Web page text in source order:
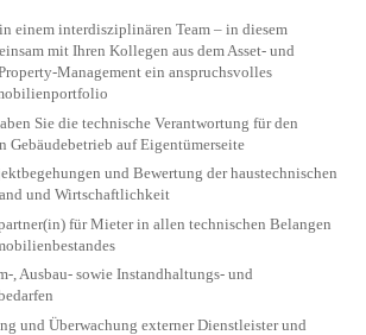
einem interdisziplinären Team – in diesem
mit Ihren Kollegen aus dem Asset- und
Management ein anspruchsvolles
Sie die technische Verantwortung für den
Gebäudebetrieb auf Eigentümerseite
und Bewertung der haustechnischen
und Wirtschaftlichkeit
für Mieter in allen technischen Belangen
, Ausbau- sowie Instandhaltungs- und
und Überwachung externer Dienstleister und